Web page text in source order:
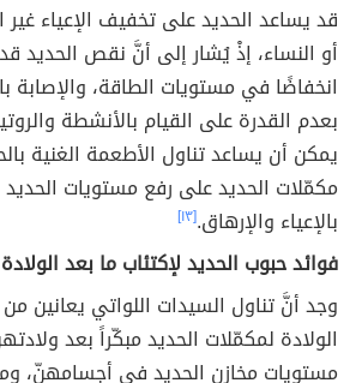
قد يساعد الحديد على تخفيف الإعياء غير
أو النساء، إذْ يُشار إلى أنَّ نقص الحديد
انخفاضًا في مستويات الطاقة، والإصابة
بعدم القدرة على القيام بالأنشطة
يمكن أن يساعد تناول الأطعمة الغنية
مكمّلات الحديد على رفع مستويات
بالإعياء والإرهاق.[١٣]
فوائد حبوب الحديد لإكتئاب ما بعد الولادة
وجد أنَّ تناول السيدات اللواتي يعانين
الولادة لمكمّلات الحديد مبكّراً بعد
مستويات مخازن الحديد في أجسامهنّ،